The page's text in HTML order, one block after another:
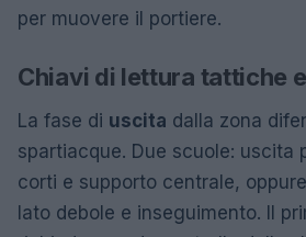
per muovere il portiere.
Chiavi di lettura tattiche
La fase di uscita dalla zona
spartiacque. Due scuole: uscita
corti e supporto centrale,
lato debole e inseguimento. Il